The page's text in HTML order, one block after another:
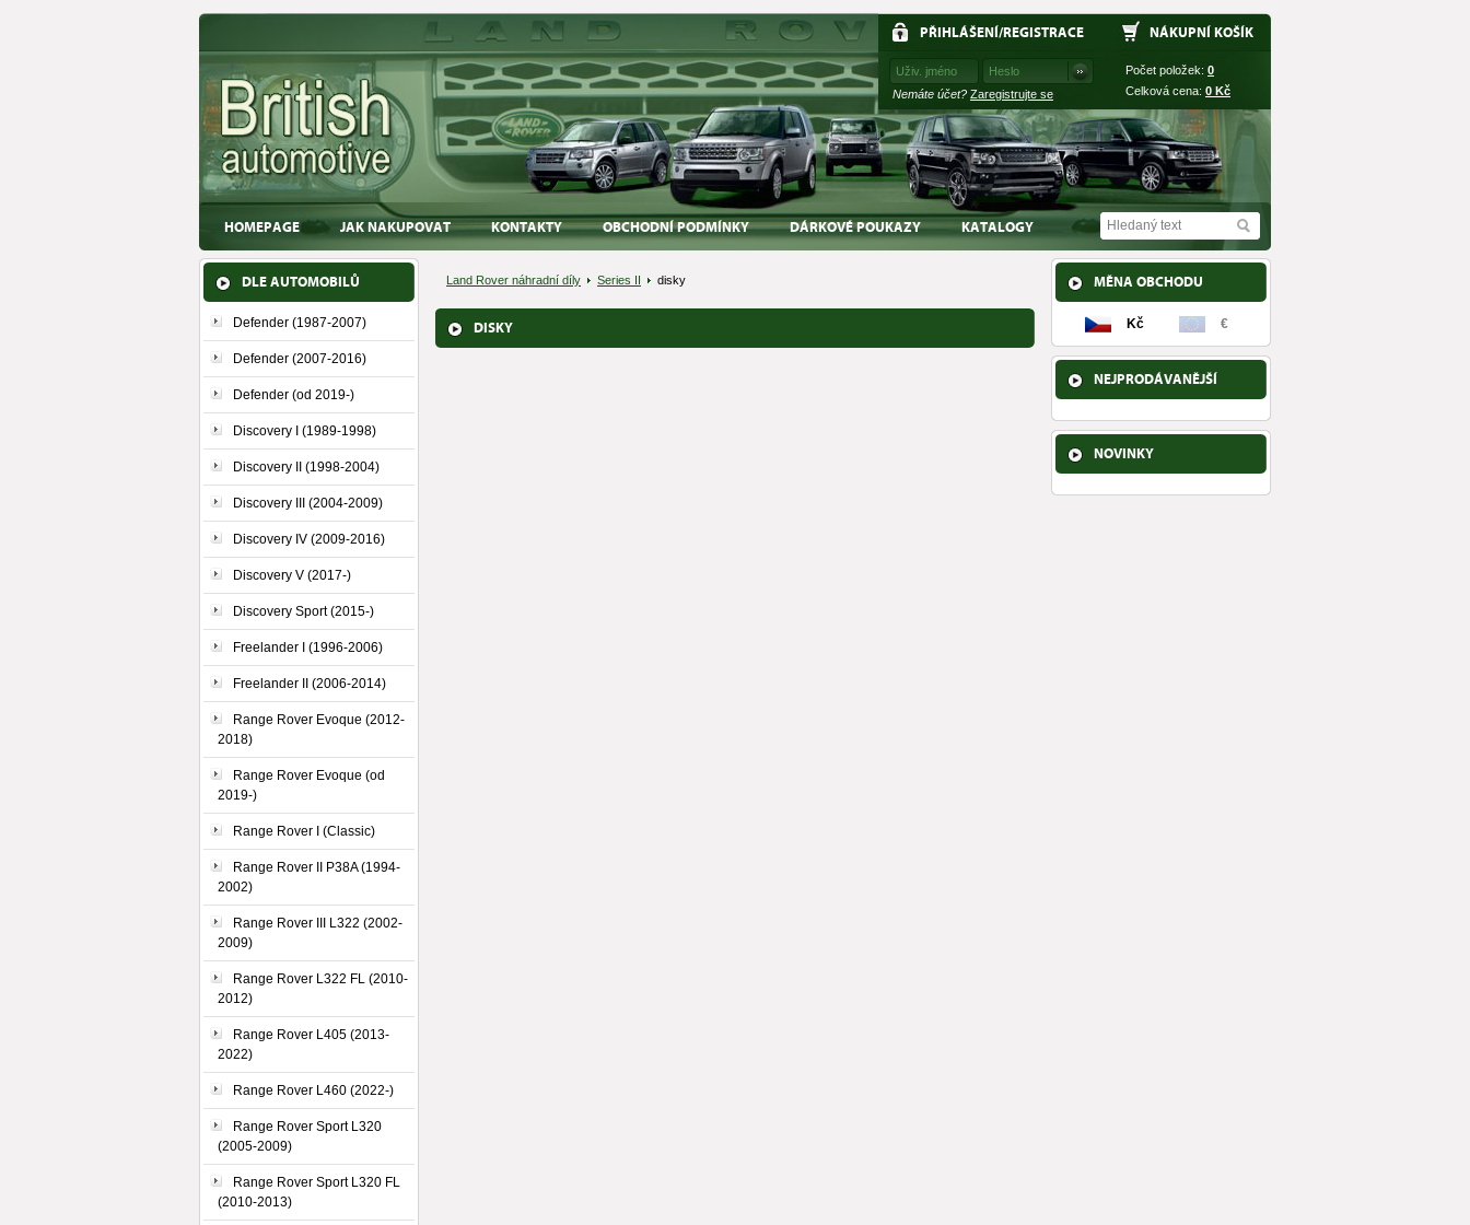
PŘIHLÁŠENÍ/REGISTRACE
Nemáte účet? Zaregistrujte se
NÁKUPNÍ KOŠÍK
Počet položek: 0
Celková cena: 0 Kč
HOMEPAGE JAK NAKUPOVAT KONTAKTY OBCHODNÍ PODMÍNKY DÁRKOVÉ POUKAZY KATALOGY
DLE AUTOMOBILŮ
Defender (1987-2007)
Defender (2007-2016)
Defender (od 2019-)
Discovery I (1989-1998)
Discovery II (1998-2004)
Discovery III (2004-2009)
Discovery IV (2009-2016)
Discovery V (2017-)
Discovery Sport (2015-)
Freelander I (1996-2006)
Freelander II (2006-2014)
Range Rover Evoque (2012-
2018)
Range Rover Evoque (od
2019-)
Range Rover I (Classic)
Range Rover II P38A (1994-
2002)
Range Rover III L322 (2002-
2009)
Range Rover L322 FL (2010-
2012)
Range Rover L405 (2013-
2022)
Range Rover L460 (2022-)
Range Rover Sport L320
(2005-2009)
Range Rover Sport L320 FL
(2010-2013)
Land Rover náhradní díly Series II disky
DISKY
MĚNA OBCHODU
Kč €
NEJPRODÁVANĚJŠÍ
NOVINKY